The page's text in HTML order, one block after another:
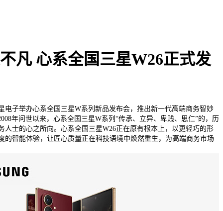
凡 心系全国三星W26正式发
子举办心系全国三星W系列新品发布会，推出新一代高端商务智妙
年问世以来，心系全国三星W系列“传承、立异、卑贱、思仁”的，历
人士的心之所向。心系全国三星W26正在原有根本上，以更轻巧的形
的智能体验，让匠心质量正在科技语境中焕然重生，为高端商务市场